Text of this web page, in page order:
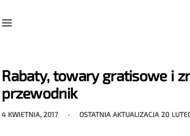
Rabaty, towary gratisowe i
przewodnik
4 KWIETNIA, 2017 OSTATNIA AKTUALIZACJA 20